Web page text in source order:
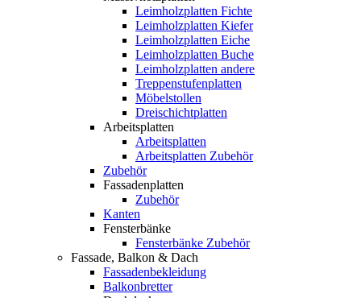
Leimholzplatten Fichte
Leimholzplatten Kiefer
Leimholzplatten Eiche
Leimholzplatten Buche
Leimholzplatten andere
Treppenstufenplatten
Möbelstollen
Dreischichtplatten
Arbeitsplatten
Arbeitsplatten
Arbeitsplatten Zubehör
Zubehör
Fassadenplatten
Zubehör
Kanten
Fensterbänke
Fensterbänke Zubehör
Fassade, Balkon & Dach
Fassadenbekleidung
Balkonbretter